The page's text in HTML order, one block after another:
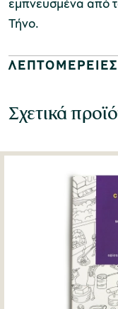
Τήνο.
ΛΕΠΤΟΜΕΡΕΙΕΣ
Σχετικά